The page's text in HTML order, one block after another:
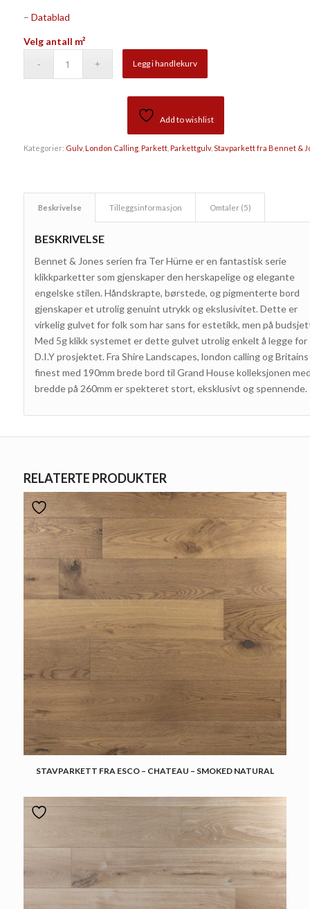
– Datablad
Velg antall m²
Legg i handlekurv
Add to wishlist
Kategorier: Gulv, London Calling, Parkett, Parkettgulv, Stavparkett fra Bennet &
Beskrivelse Tilleggsinformasjon Omtaler (5)
BESKRIVELSE
Bennet & Jones serien fra Ter Hürne er en fantastisk serie
klikkparketter som gjenskaper den herskapelige og elegante
engelske stilen. Håndskrapte, børstede, og pigmenterte bord
gjenskaper et utrolig genuint utrykk og ekslusivitet. Dette er
virkelig gulvet for folk som har sans for estetikk, men på
Med 5g klikk systemet er dette gulvet utrolig enkelt å legge for
D.I.Y prosjektet. Fra Shire Landscapes, london calling og Britains
finest med 190mm brede bord til Grand House kolleksjonen
bredde på 260mm er spekteret stort, eksklusivt og spennende.
RELATERTE PRODUKTER
STAVPARKETT FRA ESCO – CHATEAU – SMOKED NATURAL